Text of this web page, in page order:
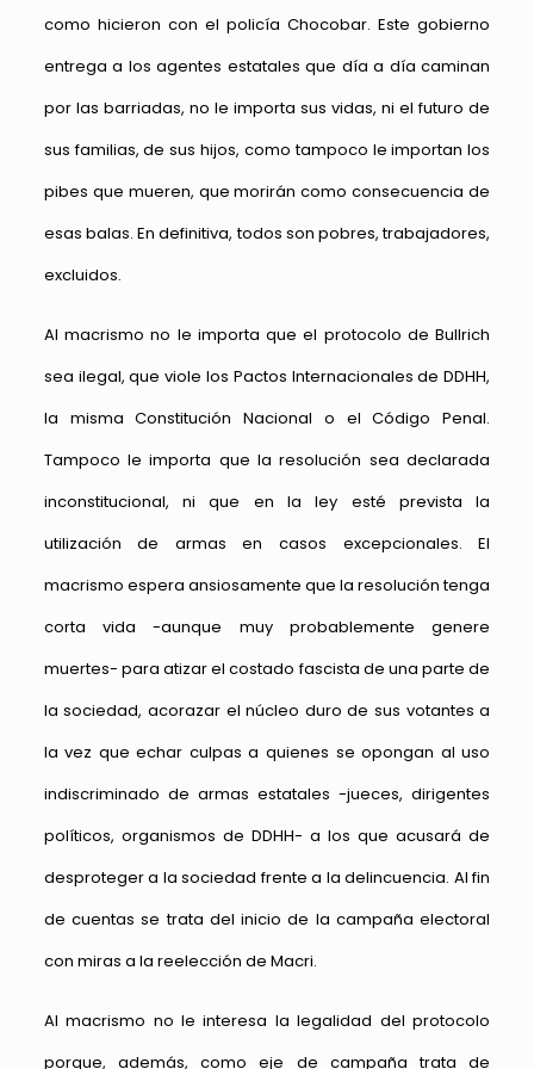
como hicieron con el policía Chocobar. Este gobierno
entrega a los agentes estatales que día a día caminan
por las barriadas, no le importa sus vidas, ni el futuro de
sus familias, de sus hijos, como tampoco le importan los
pibes que mueren, que morirán como consecuencia de
esas balas. En definitiva, todos son pobres, trabajadores,
excluidos.
Al macrismo no le importa que el protocolo de Bullrich
sea ilegal, que viole los Pactos Internacionales de DDHH,
la misma Constitución Nacional o el Código Penal.
Tampoco le importa que la resolución sea declarada
inconstitucional, ni que en la ley esté prevista la
utilización de armas en casos excepcionales. El
macrismo espera ansiosamente que la resolución tenga
corta vida -aunque muy probablemente genere
muertes- para atizar el costado fascista de una parte de
la sociedad, acorazar el núcleo duro de sus votantes a
la vez que echar culpas a quienes se opongan al uso
indiscriminado de armas estatales -jueces, dirigentes
políticos, organismos de DDHH- a los que acusará de
desproteger a la sociedad frente a la delincuencia. Al fin
de cuentas se trata del inicio de la campaña electoral
con miras a la reelección de Macri.
Al macrismo no le interesa la legalidad del protocolo
porque, además, como eje de campaña trata de